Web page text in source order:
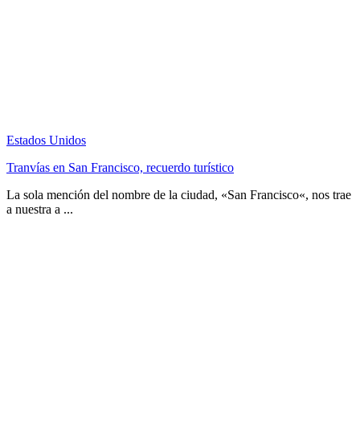
Estados Unidos
Tranvías en San Francisco, recuerdo turístico
La sola mención del nombre de la ciudad, «San Francisco«, nos trae
a nuestra a ...